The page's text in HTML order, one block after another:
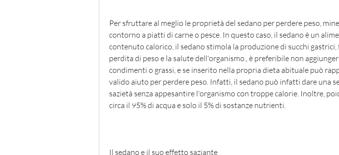
Per sfruttare al meglio le proprietà del sedano per perdere peso,
contorno a piatti di carne o pesce. In questo caso, il sedano è un
contenuto calorico, il sedano stimola la produzione di succhi gastrici,
perdita di peso e la salute dell'organismo., è preferibile non
condimenti o grassi, e se inserito nella propria dieta abituale può
valido aiuto per perdere peso. Infatti, il sedano può infatti dare una
sazietà senza appesantire l'organismo con troppe calorie. Inoltre,
circa il 95% di acqua e solo il 5% di sostanze nutrienti.
Il sedano e il suo effetto saziante